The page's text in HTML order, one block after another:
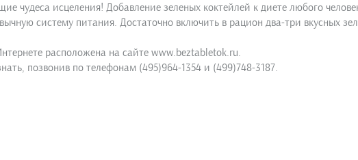
чудеса исцеления! Добавление зеленых коктейлей к диете любого
систему питания. Достаточно включить в рацион два-три вкусных
расположена на сайте www.beztabletok.ru.
позвонив по телефонам (495)964-1354 и (499)748-3187.